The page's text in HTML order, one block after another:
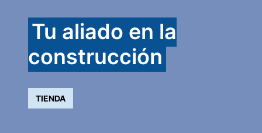
Tu aliado en la
construcción
TIENDA